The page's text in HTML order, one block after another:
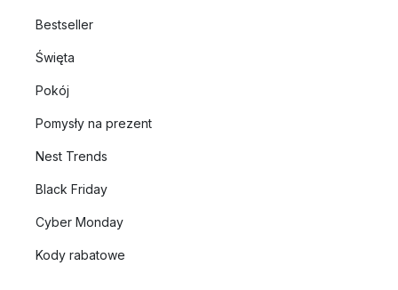
Bestseller
Święta
Pokój
Pomysły na prezent
Nest Trends
Black Friday
Cyber Monday
Kody rabatowe